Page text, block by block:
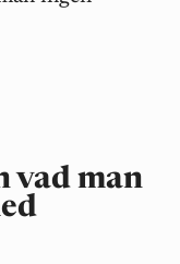
vad man